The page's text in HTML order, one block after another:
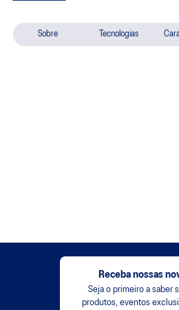
Sobre Tecnologias
Receba nossas
Seja o primeiro a saber
produtos, eventos